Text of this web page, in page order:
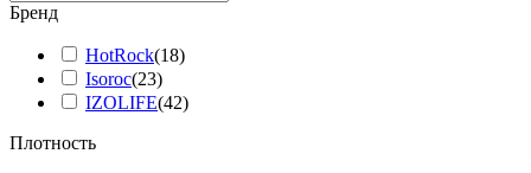
Бренд
HotRock(18)
Isoroc(23)
IZOLIFE(42)
Плотность